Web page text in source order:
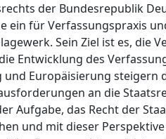
der Bundesrepublik
ein für Verfassungspraxis
Sein Ziel ist es, die
Entwicklung des
Europäisierung steigern
an die
Aufgabe, das Recht der
und mit dieser